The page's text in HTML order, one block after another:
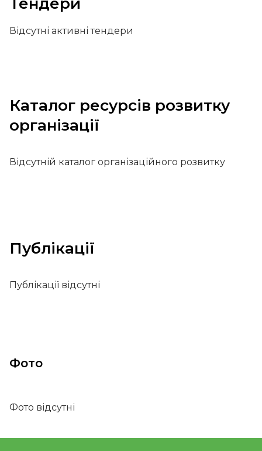
Відсутні активні тендери
Каталог ресурсів розвитку
організації
Відсутній каталог організаційного розвитку
Публікації
Публікації відсутні
Фото
Фото відсутні